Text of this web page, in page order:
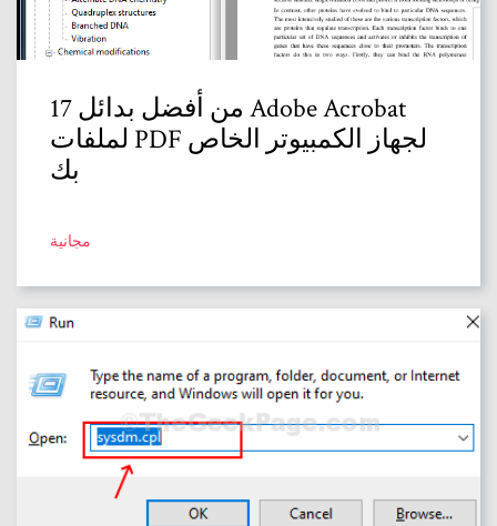
17 من أفضل بدائل Adobe Acrobat
لملفات PDF لجهاز الكمبيوتر الخاص
بك
مجانية